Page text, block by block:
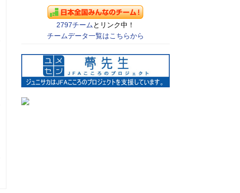
2797チーム とリンク中！
チームデータ一覧はこちらから